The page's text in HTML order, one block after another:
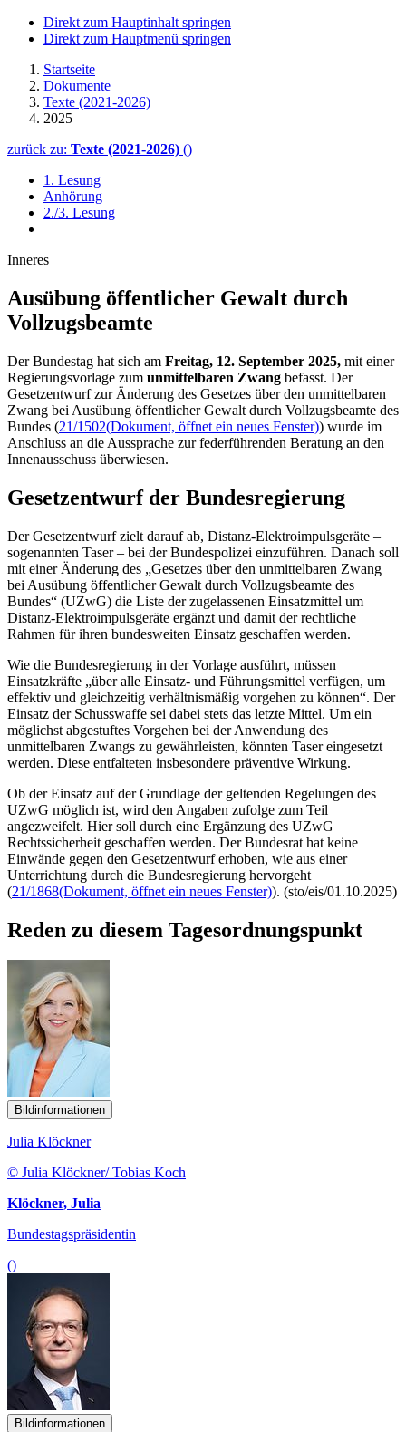
Direkt zum Hauptinhalt springen
Direkt zum Hauptmenü springen
Startseite
Dokumente
Texte (2021-2026)
2025
zurück zu: Texte (2021-2026) ()
1. Lesung
Anhörung
2./3. Lesung
Inneres
Ausübung öffentlicher Gewalt durch
Vollzugsbeamte
Der Bundestag hat sich am Freitag, 12. September 2025, mit einer
Regierungsvorlage zum unmittelbaren Zwang befasst. Der
Gesetzentwurf zur Änderung des Gesetzes über den unmittelbaren
Zwang bei Ausübung öffentlicher Gewalt durch Vollzugsbeamte des
Bundes (21/1502(Dokument, öffnet ein neues Fenster)) wurde im
Anschluss an die Aussprache zur federführenden Beratung an den
Innenausschuss überwiesen.
Gesetzentwurf der Bundesregierung
Der Gesetzentwurf zielt darauf ab, Distanz-Elektroimpulsgeräte –
sogenannten Taser – bei der Bundespolizei einzuführen. Danach soll
mit einer Änderung des „Gesetzes über den unmittelbaren Zwang
bei Ausübung öffentlicher Gewalt durch Vollzugsbeamte des
Bundes“ (UZwG) die Liste der zugelassenen Einsatzmittel um
Distanz-Elektroimpulsgeräte ergänzt und damit der rechtliche
Rahmen für ihren bundesweiten Einsatz geschaffen werden.
Wie die Bundesregierung in der Vorlage ausführt, müssen
Einsatzkräfte „über alle Einsatz- und Führungsmittel verfügen, um
effektiv und gleichzeitig verhältnismäßig vorgehen zu können“. Der
Einsatz der Schusswaffe sei dabei stets das letzte Mittel. Um ein
möglichst abgestuftes Vorgehen bei der Anwendung des
unmittelbaren Zwangs zu gewährleisten, könnten Tasereingesetzt
werden. Diese entfalteten insbesondere präventive Wirkung.
Ob der Einsatz auf der Grundlage der geltenden Regelungen des
UZwG möglich ist, wird den Angaben zufolge zum Teil
angezweifelt. Hier soll durch eine Ergänzung des UZwG
Rechtssicherheit geschaffen werden. Der Bundesrat hat keine
Einwände gegen den Gesetzentwurf erhoben, wie aus einer
Unterrichtung durch die Bundesregierung hervorgeht
(21/1868(Dokument, öffnet ein neues Fenster)). (sto/eis/01.10.2025)
Reden zu diesem Tagesordnungspunkt
Bildinformationen
Julia Klöckner
© Julia Klöckner/ Tobias Koch
Klöckner, Julia
Bundestagspräsidentin
()
Bildinformationen